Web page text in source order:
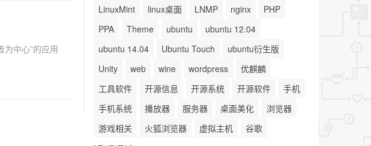
为中心”的应用
LinuxMint
linux桌面 LNMP nginx
PHP
PPA
Theme ubuntu
ubuntu 12.04
ubuntu 14.04
Ubuntu Touch
ubuntu衍生版
Unity
web wine wordpress
优麒麟
工具软件
开源信息 开源系统 开源软件
手机
手机系统
播放器 服务器 桌面美化
浏览器
游戏相关
火狐浏览器 虚拟主机 谷歌